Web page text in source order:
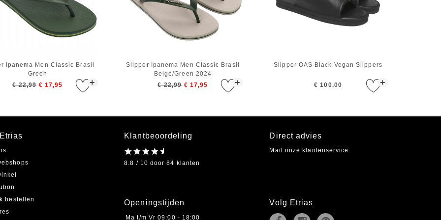
+
Ipanema Men Classic Brasil
Green
€ 22,99 € 17,95 +
Slipper Ipanema Men Classic Brasil
Beige/Green 2024
€ 22,99 € 17,95 +
Slipper OAS Black Vegan Slippers
€ 100,00
bestellen
Klantbeoordeling
8.8 / 10 door 84 klanten
Direct advies
Mail onze klantenservice
Openingstijden
Ma t/m Vr 09:00 - 18:00
Volg Etrias